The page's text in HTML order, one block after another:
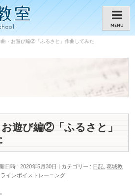
MENU
曲・お遊び編②「ふるさと」作曲してみた
遊び編②「ふるさと」
日時 : 2020年5月30日 カテゴリー : 日記 ,葛城教
インボイストレーニング